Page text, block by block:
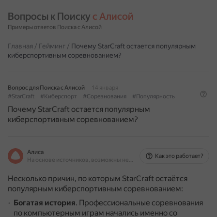
Вопросы к Поиску с Алисой
Примеры ответов Поиска с Алисой
Главная / Гейминг / Почему StarCraft остается популярным
киберспортивным соревнованием?
Вопрос для Поиска с Алисой
14 января
#StarCraft
#Киберспорт #Соревнования #Популярность
Почему StarCraft остается популярным
киберспортивным соревнованием?
Алиса
На основе источников, возможны неточности
Как это работает?
Несколько причин, по которым StarCraft остаётся
популярным киберспортивным соревнованием:
Богатая история. Профессиональные соревнования
по компьютерным играм начались именно со